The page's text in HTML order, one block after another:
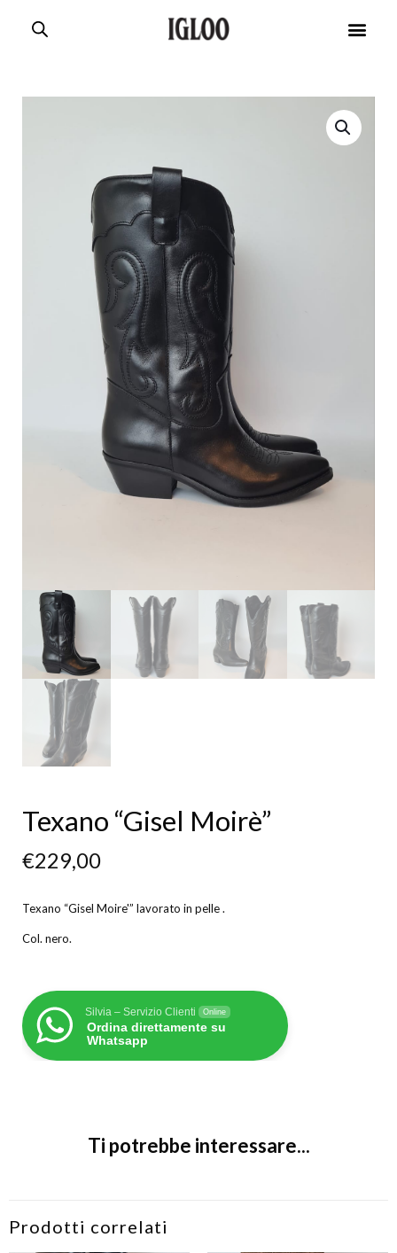
Texano “Gisel Moirè”
€229,00
Texano “Gisel Moire'” lavorato in pelle .
Col. nero.
Silvia – Servizio Clienti Online
Ordina direttamente su
Whatsapp
Ti potrebbe interessare...
Prodotti correlati